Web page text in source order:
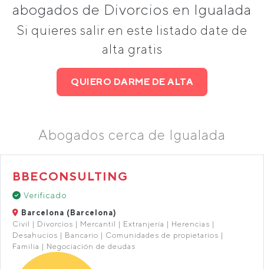
abogados de Divorcios en Igualada
Si quieres salir en este listado date de
alta gratis
QUIERO DARME DE ALTA
Abogados cerca de Igualada
BBECONSULTING
Verificado
Barcelona (Barcelona)
Civil | Divorcios | Mercantil | Extranjería | Herencias |
Desahucios | Bancario | Comunidades de propietarios |
Familia | Negociación de deudas